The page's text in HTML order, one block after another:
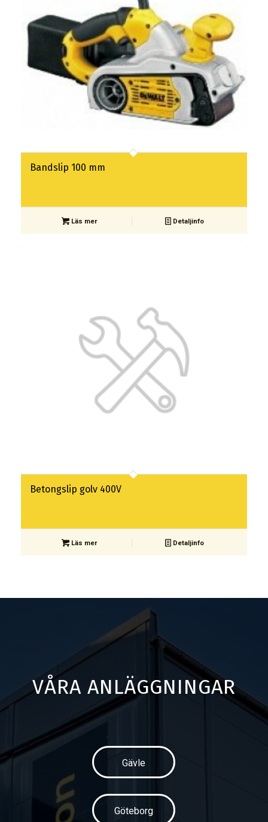
Bandslip 100 mm
Läs mer Detaljinfo
Betongslip golv 400V
Läs mer Detaljinfo
VÅRA ANLÄGGNINGAR
Gävle
Göteborg